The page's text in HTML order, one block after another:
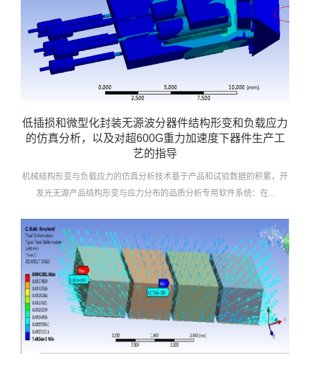
低插损和微型化封装无源波分器件结构形变和负载应力
的仿真分析，以及对超600G重力加速度下器件生产工
艺的指导
机械结构形变与负载应力的仿真分析技术基于产品和试验数据的积累，开
发光无源产品结构形变与应力分布的品质分析专用软件系统：在...